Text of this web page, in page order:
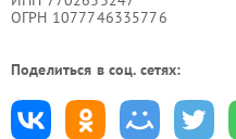
ОГРН 1077746335776
Поделиться в соц. сетях: